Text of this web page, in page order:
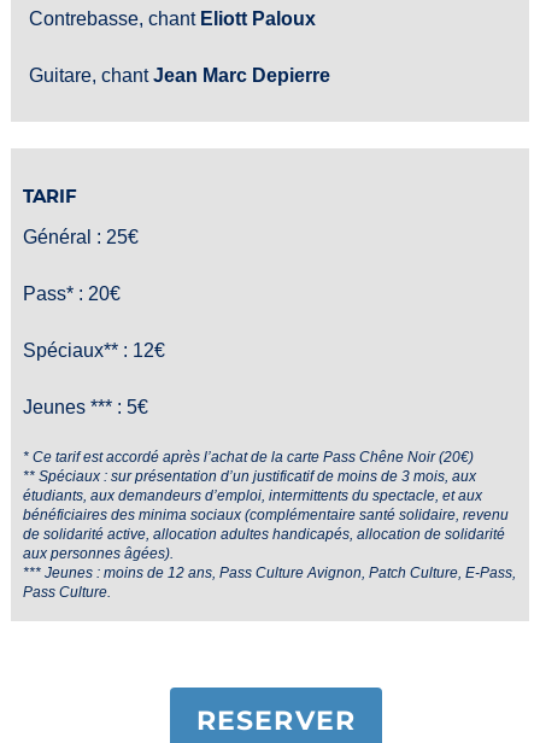
Contrebasse, chant Eliott Paloux
Guitare, chantJean Marc Depierre
TARIF
Général : 25€
Pass* : 20€
Spéciaux** : 12€
Jeunes *** : 5€
* Ce tarif est accordé après l’achat de la carte Pass Chêne Noir (20€)
** Spéciaux : sur présentation d’un justificatif de moins de 3 mois, aux
étudiants, aux demandeurs d’emploi, intermittents du spectacle, et aux
bénéficiaires des minima sociaux (complémentaire santé solidaire, revenu
de solidarité active, allocation adultes handicapés, allocation de solidarité
aux personnes âgées).
*** Jeunes : moins de 12 ans, Pass Culture Avignon, Patch Culture, E-Pass,
Pass Culture.
RESERVER